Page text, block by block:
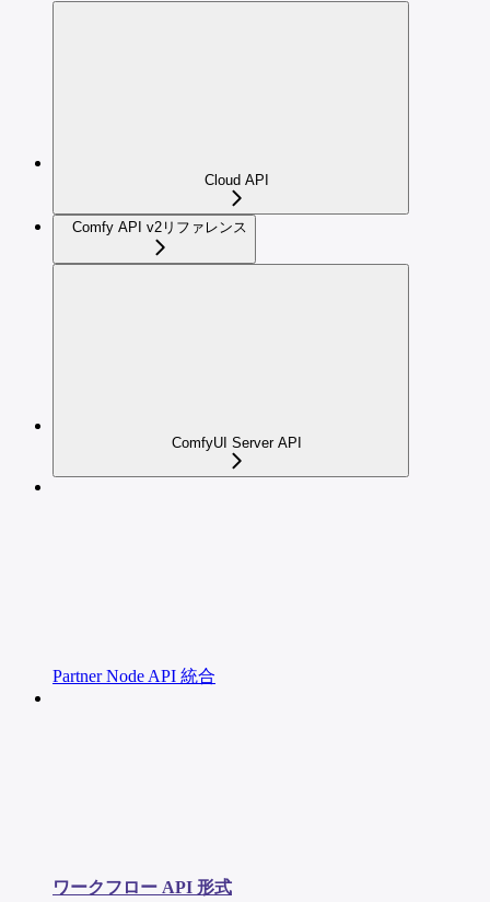
Cloud API
Comfy API v2リファレンス
ComfyUI Server API
Partner Node API 統合
ワークフロー API 形式